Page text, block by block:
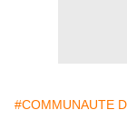
#COMMUNAUTE